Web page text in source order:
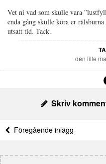
Vet ni vad som skulle vara
enda gång skulle köra er
utsatt tid. Tack.
den lille
Skriv
Föregående inlägg